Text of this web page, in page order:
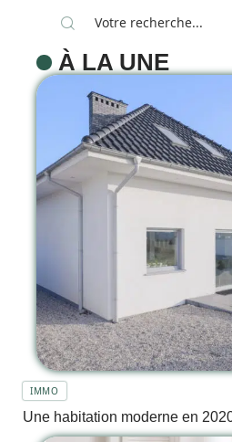
À LA UNE
IMMO
Une habitation moderne en